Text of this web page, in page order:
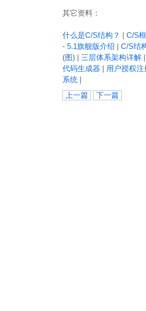
其它资料：
什么是C/S结构？ | C/S
- 5.1旗舰版介绍 | C/S结
(图) | 三层体系架构详解 |
代码生成器 | 用户授权
系统 |
上一篇
下一篇